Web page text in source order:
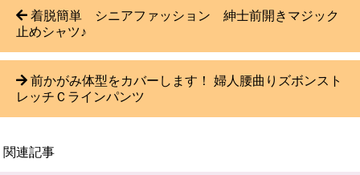
着脱簡単 シニアファッション 紳士前開きマジック
止めシャツ♪
前かがみ体型をカバーします！ 婦人腰曲りズボンスト
レッチＣラインパンツ
関連記事